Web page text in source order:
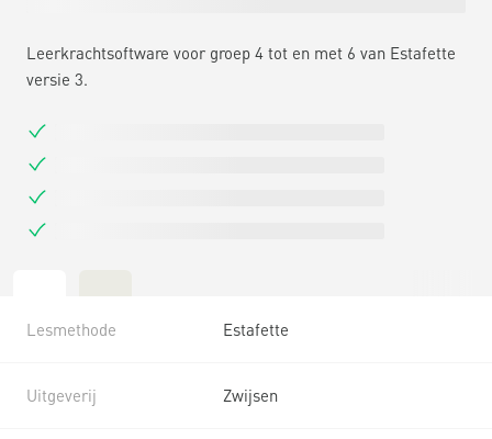
Leerkrachtsoftware voor groep 4 tot en met 6 van Estafette
versie 3.
Lesmethode Estafette
Uitgeverij Zwijsen